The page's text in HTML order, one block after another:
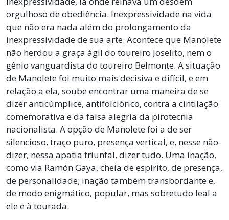
orgulhoso de obediência. Inexpressividade na vida
que não era nada além do prolongamento da
inexpressividade de sua arte. Acontece que Manolete
não herdou a graça ágil do toureiro Joselito, nem o
gênio vanguardista do toureiro Belmonte. A situação
de Manolete foi muito mais decisiva e difícil, e em
relação a ela, soube encontrar uma maneira de se
dizer anticúmplice, antifolclórico, contra a cintilação
comemorativa e da falsa alegria da pirotecnia
nacionalista. A opção de Manolete foi a de ser
silencioso, traço puro, presença vertical, e, nesse não-
dizer, nessa apatia triunfal, dizer tudo. Uma inação,
como via Ramón Gaya, cheia de espírito, de presença,
de personalidade; inação também transbordante e,
de modo enigmático, popular, mas sobretudo leal a
ele e à tourada.